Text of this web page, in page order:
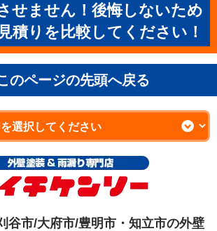
せません！後悔しないため
積りを比較してください！
のページの先頭へ戻る
谷市/大府市/豊明市・知立市の外壁